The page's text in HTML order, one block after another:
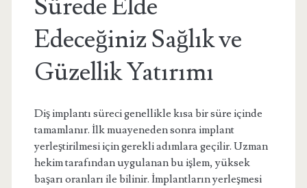
Sürede Elde
Edeceğiniz Sağlık ve
Güzellik Yatırımı
Diş implantı süreci genellikle kısa bir süre içinde
tamamlanır. İlk muayeneden sonra implant
yerleştirilmesi için gerekli adımlara geçilir. Uzman
hekim tarafından uygulanan bu işlem, yüksek
başarı oranları ile bilinir. İmplantların yerleşmesi